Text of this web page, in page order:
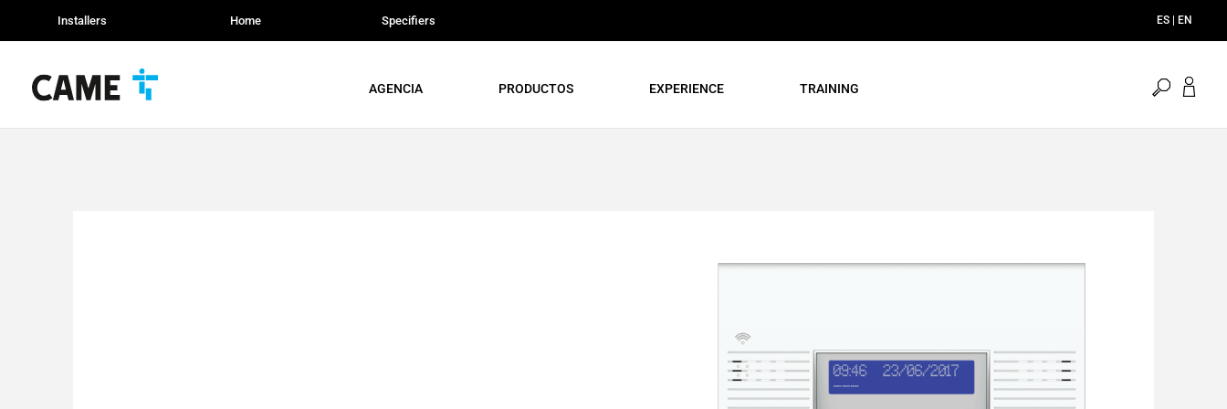
Installers Home Specifiers ES | EN
AGENCIA PRODUCTOS EXPERIENCE TRAINING
open